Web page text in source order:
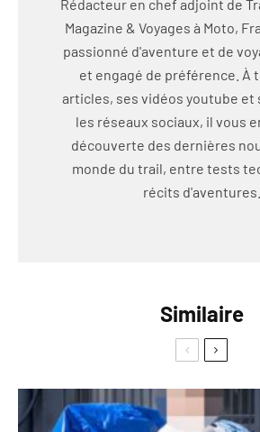
Rédacteur en chef adjoint de
Magazine & Voyages à Moto,
passionné d'aventure et de
et engagé de préférence. À
articles, ses vidéos youtube et
les réseaux sociaux, il vous
découverte des dernières
monde du trail, entre tests
récits d'aventures.
Similaire